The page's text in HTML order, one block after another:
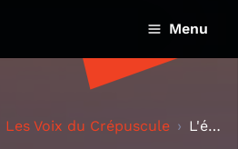
Menu
Les Voix du Crépuscule L'émigration : quels effets sur les pays d'origin...